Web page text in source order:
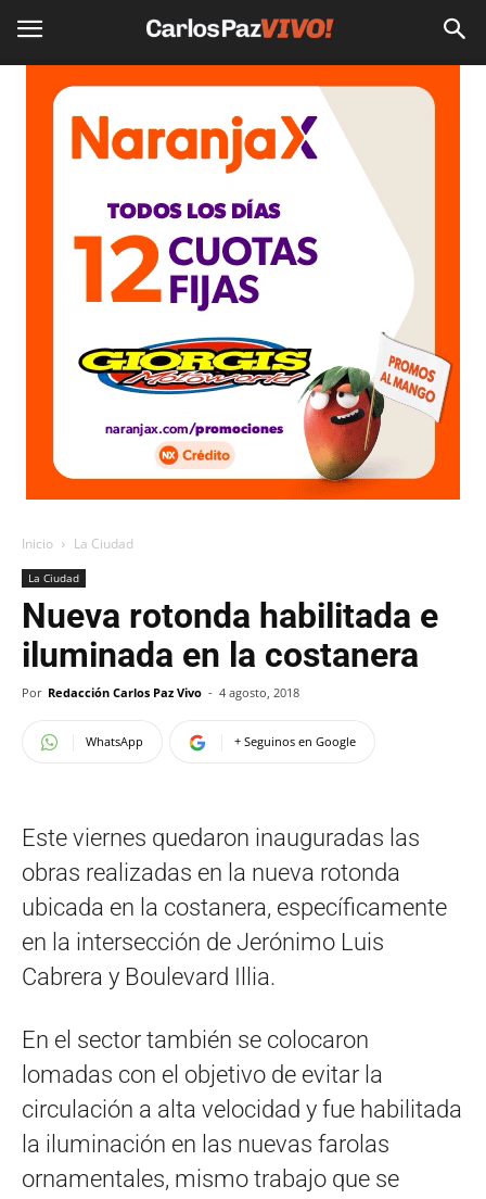
Inicio La Ciudad
La Ciudad
Nueva rotonda habilitada e
iluminada en la costanera
Por Redacción Carlos Paz Vivo - 4 agosto, 2018
WhatsApp + Seguinos en Google
Este viernes quedaron inauguradas las
obras realizadas en la nueva rotonda
ubicada en la costanera, específicamente
en la intersección de Jerónimo Luis
Cabrera y Boulevard Illia.
En el sector también se colocaron
lomadas con el objetivo de evitar la
circulación a alta velocidad y fue habilitada
la iluminación en las nuevas farolas
ornamentales, mismo trabajo que se